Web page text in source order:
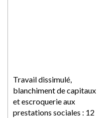
Travail dissimulé,
blanchiment de capitaux
et escroquerie aux
prestations sociales : 12